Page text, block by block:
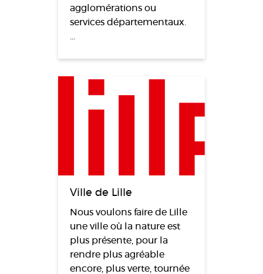
agglomérations ou
services départementaux.
…
Ville de Lille
Nous voulons faire de Lille
une ville où la nature est
plus présente, pour la
rendre plus agréable
encore, plus verte, tournée